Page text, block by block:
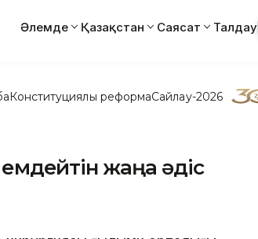
Әлемде Қазақстан Саясат Талдау
Конституциялық реформаСайлау-2026
емдейтін жаңа әдіс